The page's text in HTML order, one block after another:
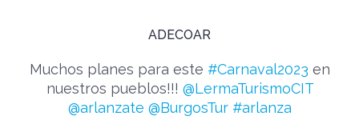
ADECOAR
Muchos planes para este #Carnaval2023 en
nuestros pueblos!!! @LermaTurismoCIT
@arlanzate @BurgosTur #arlanza